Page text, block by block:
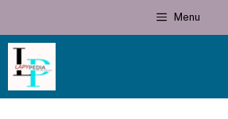
content
Menu